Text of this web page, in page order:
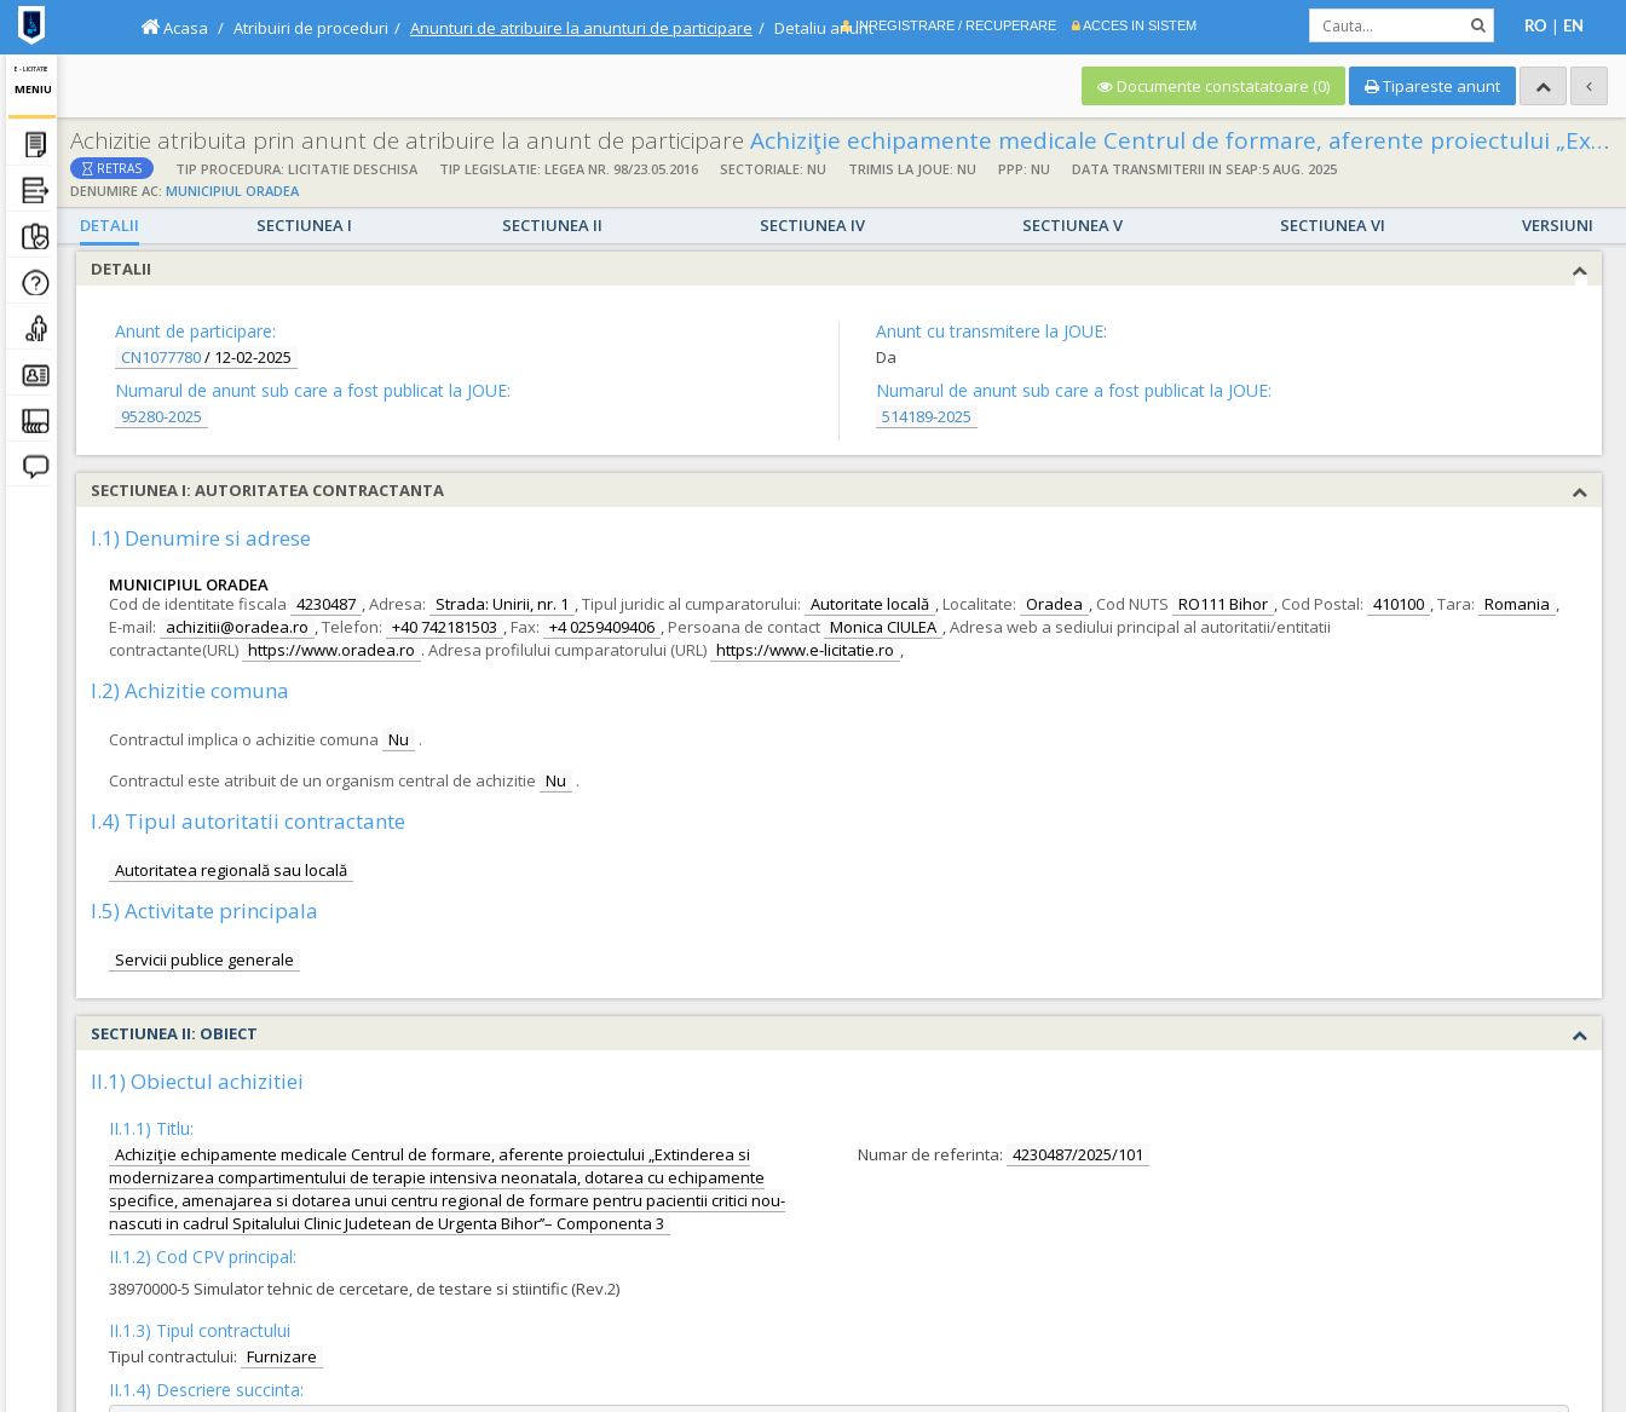
E - LICITATIE
MENIU
INREGISTRARE / RECUPERARE ACCES IN SISTEM RO | EN
Acasa Atribuiri de proceduri Anunturi de atribuire la anunturi de participare Detaliu anunt
Documente constatatoare (0) Tipareste anunt
Achizitie atribuita prin anunt de atribuire la anunt de participare Achiziţie echipamente medicale Centrul de formare, aferente proiectului „Extinderea si modernizarea compartimentului de terapie intensiva neonatala, dotarea cu echipamente specifice, amenajarea si dotarea unui centru regional de formare pentru pacientii critici nou-nascuti in cadrul Spitalului Clinic Judetean de Urgenta Bihor’’– Componenta 3
RETRAS TIP PROCEDURA: LICITATIE DESCHISA TIP LEGISLATIE: LEGEA NR. 98/23.05.2016 SECTORIALE: NU TRIMIS LA JOUE: NU PPP: NU
DATA TRANSMITERII IN SEAP:5 AUG. 2025
DENUMIRE AC: MUNICIPIUL ORADEA
DETALII SECTIUNEA I SECTIUNEA II SECTIUNEA IV SECTIUNEA V SECTIUNEA VI
VERSIUNI
DETALII
Anunt de participare:
CN1077780/ 12-02-2025
Numarul de anunt sub care a fost publicat la JOUE:
95280-2025
Anunt cu transmitere la JOUE:
Da
Numarul de anunt sub care a fost publicat la JOUE:
514189-2025
SECTIUNEA I: AUTORITATEA CONTRACTANTA
I.1) Denumire si adrese
MUNICIPIUL ORADEA
Cod de identitate fiscala 4230487 ,Adresa: Strada: Unirii, nr. 1 ,Tipul juridic al cumparatorului: Autoritate locală , Localitate: Oradea , Cod NUTS RO111 Bihor , Cod Postal: 410100 ,Tara: Romania ,
E-mail: achizitii@oradea.ro ,Telefon: +40 742181503 , Fax: +4 0259409406 , Persoana de contact Monica CIULEA ,Adresa web a sediului principal al autoritatii/entitatii
contractante(URL) https://www.oradea.ro . Adresa profilului cumparatorului (URL) https://www.e-licitatie.ro ,
I.2) Achizitie comuna
Contractul implica o achizitie comuna Nu .
Contractul este atribuit de un organism central de achizitie Nu .
I.4) Tipul autoritatii contractante
Autoritatea regională sau locală
I.5) Activitate principala
Servicii publice generale
SECTIUNEA II: OBIECT
II.1) Obiectul achizitiei
II.1.1) Titlu:
Achiziţie echipamente medicale Centrul de formare, aferente proiectului „Extinderea si
modernizarea compartimentului de terapie intensiva neonatala, dotarea cu echipamente
specifice, amenajarea si dotarea unui centru regional de formare pentru pacientii critici nou-
nascuti in cadrul Spitalului Clinic Judetean de Urgenta Bihor’’– Componenta 3
Numar de referinta: 4230487/2025/101
II.1.2) Cod CPV principal:
38970000-5 Simulator tehnic de cercetare, de testare si stiintific (Rev.2)
II.1.3) Tipul contractului
Tipul contractului: Furnizare
II.1.4) Descriere succinta: